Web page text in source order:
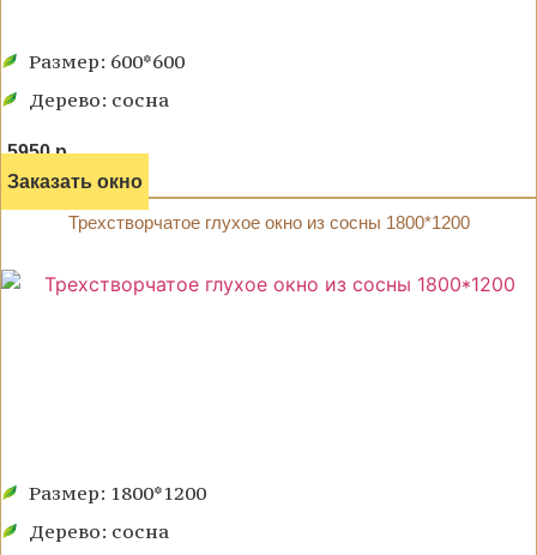
Размер: 600*600
Дерево: сосна
5950 р.
Заказать окно
Трехстворчатое глухое окно из сосны 1800*1200
Размер: 1800*1200
Дерево: сосна